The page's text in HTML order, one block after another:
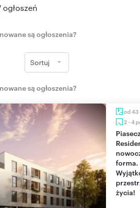
ogłoszeń
są ogłoszenia?
Sortuj
są ogłoszenia?
od 43
2 - 4
Piaseczno
forma.
życia!